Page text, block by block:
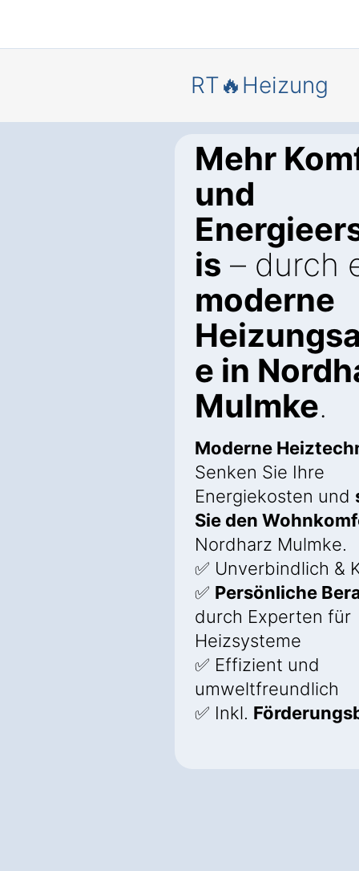
RT🔥Heizung
Mehr
und
is – durch
moderne
e in
Mulmke.
Moderne
Senken Sie Ihre
Energiekosten und
Sie den
Nordharz Mulmke.
✅ Unverbindlich &
✅ Persönliche
durch Experten für
Heizsysteme
✅ Effizient und
umweltfreundlich
✅ Inkl.